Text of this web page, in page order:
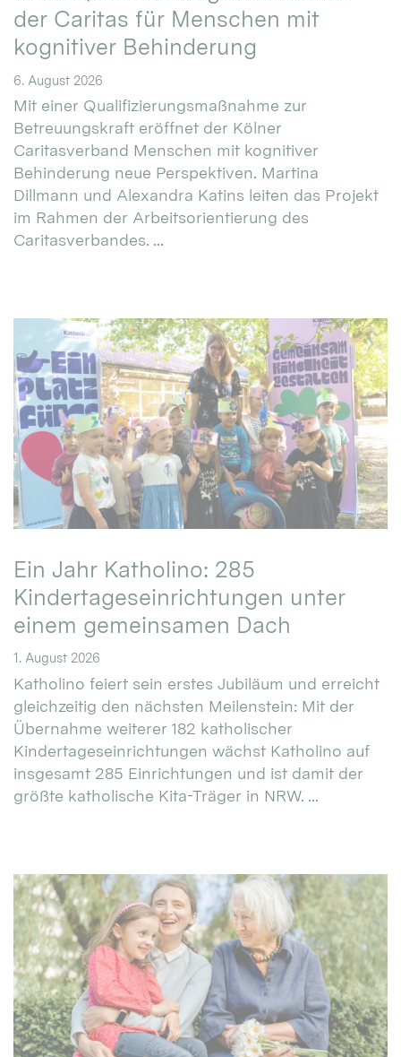
der Caritas für Menschen mit
kognitiver Behinderung
6. August 2026
Mit einer Qualifizierungsmaßnahme zur
Betreuungskraft eröffnet der Kölner
Caritasverband Menschen mit kognitiver
Behinderung neue Perspektiven. Martina
Dillmann und Alexandra Katins leiten das Projekt
im Rahmen der Arbeitsorientierung des
Caritasverbandes. ...
Ein Jahr Katholino: 285
Kindertageseinrichtungen unter
einem gemeinsamen Dach
1. August 2026
Katholino feiert sein erstes Jubiläum und erreicht
gleichzeitig den nächsten Meilenstein: Mit der
Übernahme weiterer 182 katholischer
Kindertageseinrichtungen wächst Katholino auf
insgesamt 285 Einrichtungen und ist damit der
größte katholische Kita-Träger in NRW. ...